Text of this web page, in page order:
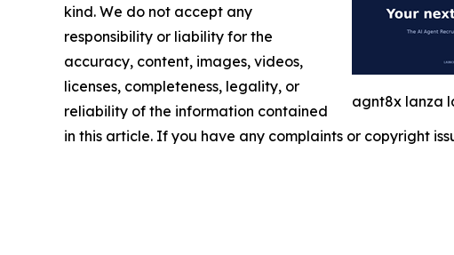
agnt8x lanza
kind. We do not accept any
responsibility or liability for the
accuracy, content, images, videos,
licenses, completeness, legality, or
reliability of the information contained
in this article. If you have any complaints or copyright